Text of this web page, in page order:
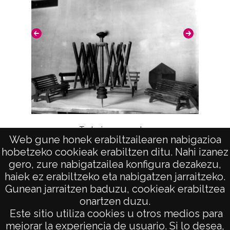
Web gune honek erabiltzailearen nabigazioa
hobetzeko cookieak erabiltzen ditu. Nahi izanez
gero, zure nabigatzailea konfigura dezakezu,
haiek ez erabiltzeko eta nabigatzen jarraitzeko.
Gunean jarraitzen baduzu, cookieak erabiltzea
onartzen duzu.
Este sitio utiliza cookies u otros medios para
mejorar la experiencia de usuario. Si lo desea,
Trabajos manuales
AVISO LEGAL
POLÍTICA DE PRIVACIDAD